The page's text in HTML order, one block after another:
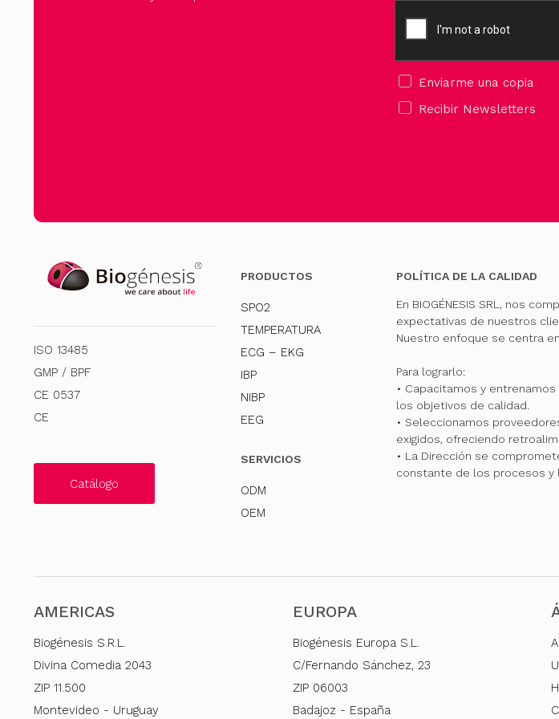
Enviarme una copia
Recibir Newsletters
ISO 13485
GMP / BPF
CE 0537
CE
Catálogo
PRODUCTOS
SPO2
TEMPERATURA
ECG – EKG
IBP
NIBP
EEG
SERVICIOS
ODM
OEM
POLÍTICA DE LA CALIDAD
En BIOGÉNESIS SRL, nos
expectativas de nuestros
Nuestro enfoque se centra
Para lograrlo:
• Capacitamos y
los objetivos de calidad.
• Seleccionamos
exigidos, ofreciendo
• La Dirección se
constante de los procesos y
AMERICAS
Biogénesis S.R.L.
Divina Comedia 2043
ZIP 11.500
Montevideo - Uruguay
EUROPA
Biogénesis Europa S.L.
C/Fernando Sánchez, 23
ZIP 06003
Badajoz - España